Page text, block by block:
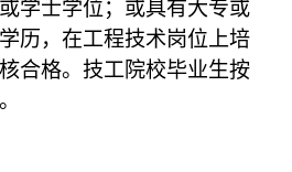
历，在工程技术岗位上培
合格。技工院校毕业生按